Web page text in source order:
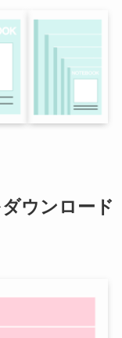
ウンロード